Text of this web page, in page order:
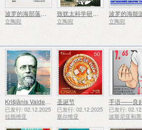
波罗的海部落、萨莫吉提亚人
立陶宛
致犹太科学研究所 YIVO，100
立陶宛 立陶宛
Krišjānis Valdemārs
已发行: 02.12.2025
拉脱维亚
圣诞节
已发行: 02.12.2025
塞尔维亚
手语——良
已发行: